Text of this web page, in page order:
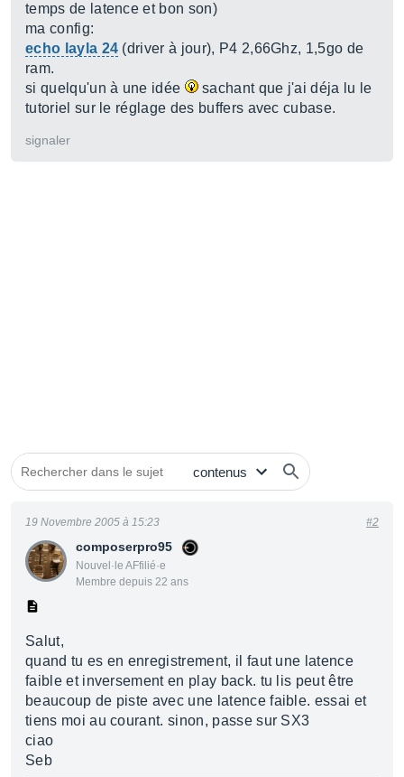
temps de latence et bon son)
ma config:
echo layla 24 (driver à jour), P4 2,66Ghz, 1,5go de
ram.
si quelqu'un à une idée
sachant que j'ai déja lu le
tutoriel sur le réglage des buffers avec cubase.
signaler
composerpro95
Nouvel·le AFfilié·e
Membre depuis 22 ans
19 Novembre 2005 à 15:23 #2
Salut,
quand tu es en enregistrement, il faut une latence
faible et inversement en play back. tu lis peut être
beaucoup de piste avec une latence faible. essai et
tiens moi au courant. sinon, passe sur SX3
ciao
Seb